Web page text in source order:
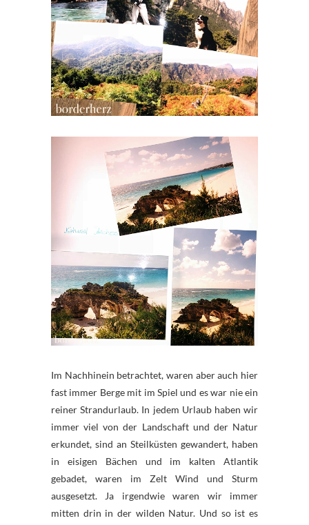
Im Nachhinein betrachtet, waren aber auch hier
fast immer Berge mit im Spiel und es war nie ein
reiner Strandurlaub. In jedem Urlaub haben wir
immer viel von der Landschaft und der Natur
erkundet, sind an Steilküsten gewandert, haben
in eisigen Bächen und im kalten Atlantik
gebadet, waren im Zelt Wind und Sturm
ausgesetzt. Ja irgendwie waren wir immer
mitten drin in der wilden Natur. Und so ist es